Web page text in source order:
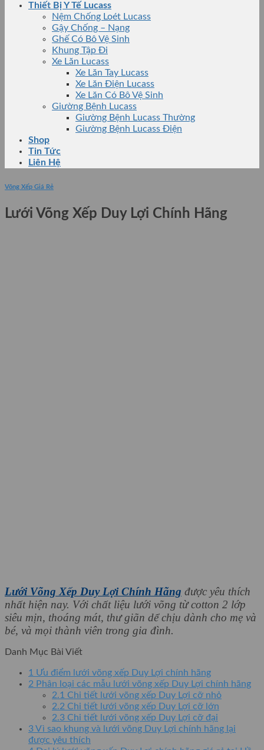
Thiết Bị Y Tế Lucass
Nệm Chống Loét Lucass
Gậy Chống – Nạng
Ghế Có Bô Vệ Sinh
Khung Tập Đi
Xe Lăn Lucass
Xe Lăn Tay Lucass
Xe Lăn Điện Lucass
Xe Lăn Có Bô Vệ Sinh
Giường Bệnh Lucass
Giường Bệnh Lucass Thường
Giường Bệnh Lucass Điện
Shop
Tin Tức
Liên Hệ
Võng Xếp Giá Rẻ
Lưới Võng Xếp Duy Lợi Chính Hãng
Lưới Võng Xếp Duy Lợi Chính Hãng được yêu thích
nhất hiện nay. Với chất liệu lưới võng từ cotton 2 lớp
siêu mịn, thoáng mát, thư giãn dể chịu dành cho mẹ và
bé, và mọi thành viên trong gia đình.
Danh Mục Bài Viết
1 Ưu điểm lưới võng xếp Duy Lợi chính hãng
2 Phân loại các mẫu lưới võng xếp Duy Lợi chính hãng
2.1 Chi tiết lưới võng xếp Duy Lợi cỡ nhỏ
2.2 Chi tiết lưới võng xếp Duy Lợi cỡ lớn
2.3 Chi tiết lưới võng xếp Duy Lợi cỡ đại
3Vì sao khung và lưới võng Duy Lợi chính hãng lại
được yêu thích